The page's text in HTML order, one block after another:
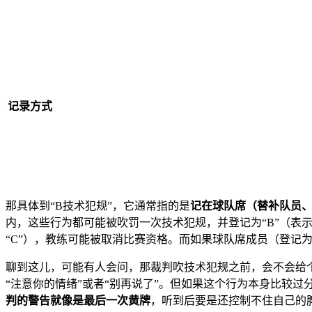
记录方式
那具体到“B技术犯规”，它通常指的是记在球队席（替补队员
内，这些行为都可能被吹罚一次技术犯规，并登记为“B”（
“C”），教练可能被取消比赛资格。而如果球队席成员（登记
聊到这儿，可能有人会问，那裁判吹技术犯规之前，会不会
“注意你的情绪”或者“别再说了”。但如果这个行为本身比较
判的警告就像是最后一次黄牌，听到后要是还控制不住自己